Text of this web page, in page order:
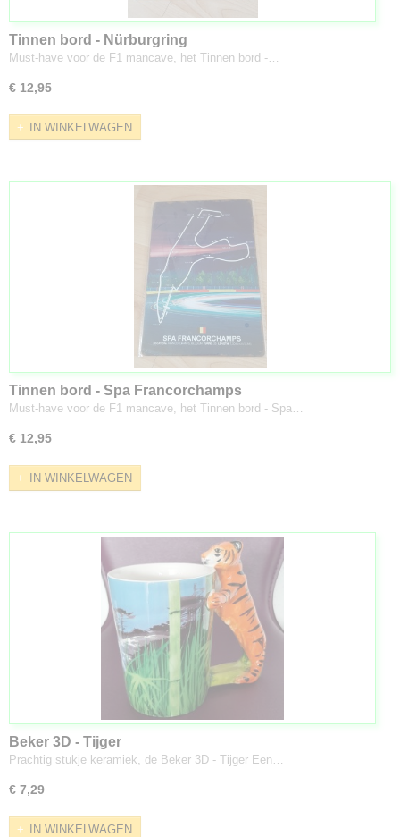
Tinnen bord - Nürburgring
Must-have voor de F1 mancave, het Tinnen bord -…
€ 12,95
IN WINKELWAGEN
Tinnen bord - Spa Francorchamps
Must-have voor de F1 mancave, het Tinnen bord - Spa…
€ 12,95
IN WINKELWAGEN
Beker 3D - Tijger
Prachtig stukje keramiek, de Beker 3D - Tijger Een…
€ 7,29
IN WINKELWAGEN